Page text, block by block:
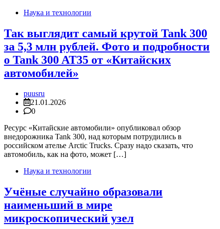
Наука и технологии
Так выглядит самый крутой Tank 300
за 5,3 млн рублей. Фото и подробности
о Tank 300 AT35 от «Китайских
автомобилей»
puusru
21.01.2026
0
Ресурс «Китайские автомобили» опубликовал обзор
внедорожника Tank 300, над которым потрудились в
российском ателье Arctic Trucks. Сразу надо сказать, что
автомобиль, как на фото, может […]
Наука и технологии
Учёные случайно образовали
наименьший в мире
микроскопический узел